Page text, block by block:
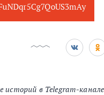
историй в Telegram-